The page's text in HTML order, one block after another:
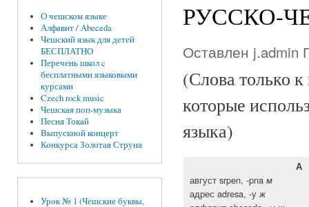
О чешском языке
Алфавит / Abeceda
Чешский язык для детей
БЕСПЛАТНО
Перечень школ c
бесплатными языковыми
курсами
Czech rock music
Чешская поп-музыка
Песня Токай
Выпускной концерт
Конкурса Золотая Струна
Урок № 1 (Чешские буквы,
РУССКО-
Оставлен j.admin
(Слова только
которые
языка)
А
август srpen, -pna м
адрес adresa, -уж